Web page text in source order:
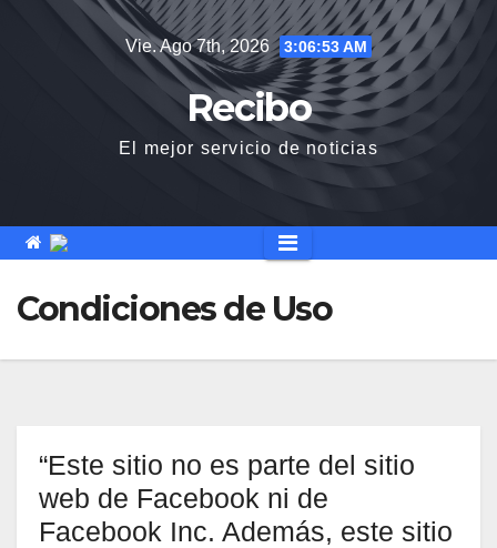
Vie. Ago 7th, 2026 3:06:56 AM
Recibo
El mejor servicio de noticias
Condiciones de Uso
“Este sitio no es parte del sitio
web de Facebook ni de
Facebook Inc. Además, este sitio